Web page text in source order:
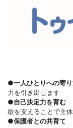
●一人ひとりへの寄り
力を引き出します
●自己決定力を
欲を支えることで主
●保護者との共